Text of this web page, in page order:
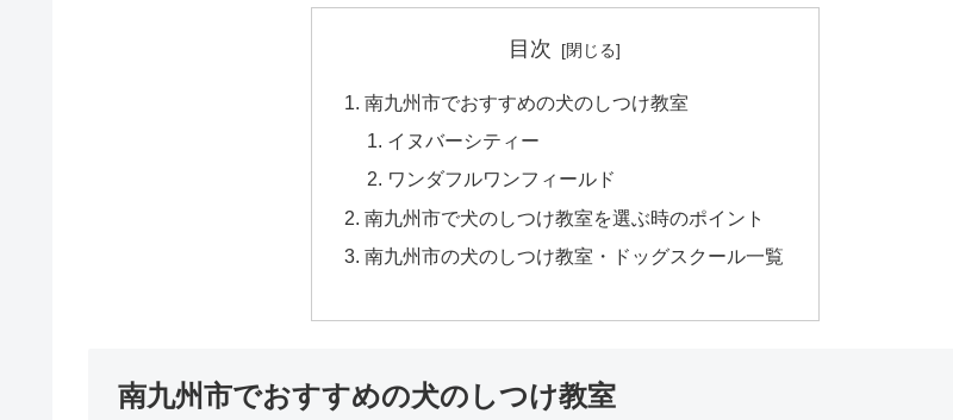
目次
南九州市でおすすめの犬のしつけ教室
イヌバーシティー
ワンダフルワンフィールド
南九州市で犬のしつけ教室を選ぶ時のポイント
南九州市の犬のしつけ教室・ドッグスクール一覧
南九州市でおすすめの犬のしつけ教室